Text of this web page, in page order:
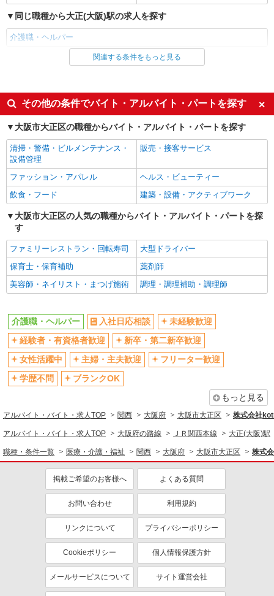
同じ職種から大正(大阪)駅の求人を探す
介護職・ヘルパー
同じ雇用形態から大正(大阪)駅の求人を探す
同じ特徴から大正(大阪)駅の求人を探す
入社日応相談
未経験歓迎
経験者・有資格者歓迎
新卒・第二新卒歓迎
女性活躍中
フリーター歓迎
学歴不問
ブランクOK
ミドル（40代～）活躍中
エルダー（50代～）活躍中
シニア（60代～）活躍中
高収入・高額
昇給あり
完全週休2日制
フルタイム歓迎
禁煙・分煙
駅直結・駅チカ
車通勤OK
残業少なめ（月20h未満）
交通費支給
社会保険あり
産休・育休取得実績あり
退職金・財形貯蓄制度あり
各種手当（家族・役職・インセン
ティブなど）あり
制服貸与
同じ職種から求人を探す
介護職・ヘルパー
同じ特徴から求人を探す
ミドル（40代～）活躍中
ボーナス・賞与あり
車通勤OK
交通費支給
社会保険あり
産休・育休取得実績あり
関連する条件をもっと見る
その他の条件でバイト・アルバイト・パートを探す
大阪市大正区の職種からバイト・アルバイト・パートを探す
清掃・警備・ビルメンテナンス・
設備管理
販売・接客サービス
ファッション・アパレル
ヘルス・ビューティー
飲食・フード
建築・設備・アクティブワーク
大阪市大正区の人気の職種からバイト・アルバイト・パートを探
す
ファミリーレストラン・回転寿司
大型ドライバー
保育士・保育補助
薬剤師
美容師・ネイリスト・まつげ施術
調理・調理補助・調理師
介護職・ヘルパー 入社日応相談
未経験歓迎
経験者・有資格者歓迎
新卒・第二新卒歓迎
女性活躍中
主婦・主夫歓迎
フリーター歓迎
学歴不問
ブランクOK
もっと見る
アルバイト・バイト・求人TOP 関西 大阪府 大阪市大正区 株式会社
アルバイト・バイト・求人TOP 大阪府の路線 ＪＲ関西本線 大正(大阪)駅
職種・条件一覧 医療・介護・福祉 関西 大阪府 大阪市大正区 株式
掲載ご希望のお客様へ よくある質問
お問い合わせ 利用規約
リンクについて プライバシーポリシー
Cookieポリシー 個人情報保護方針
メールサービスについて サイト運営会社